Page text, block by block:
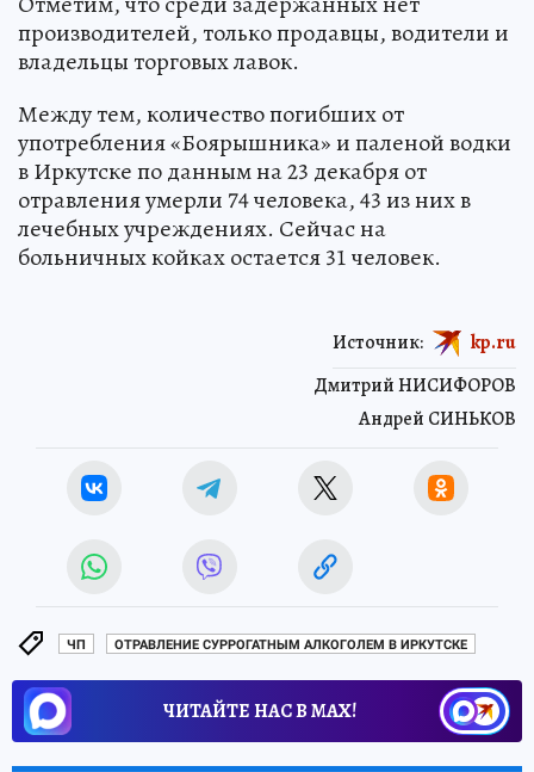
производителей, только продавцы, водители и
владельцы торговых лавок.
Между тем, количество погибших от
употребления «Боярышника» и паленой водки
в Иркутске по данным на 23 декабря от
отравления умерли 74 человека, 43 из них в
лечебных учреждениях. Сейчас на
больничных койках остается 31 человек.
Дмитрий НИСИФОРОВ
Андрей СИНЬКОВ
Источник: kp.ru
ЧП ОТРАВЛЕНИЕ СУРРОГАТНЫМ АЛКОГОЛЕМ В ИРКУТСКЕ
ЧИТАЙТЕ НАС В МАХ!